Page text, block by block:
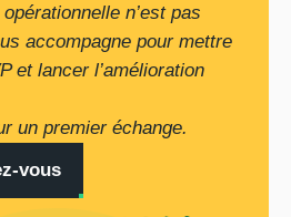
n’est pas
accompagne pour mettre
et lancer l’amélioration
un premier échange.
vous